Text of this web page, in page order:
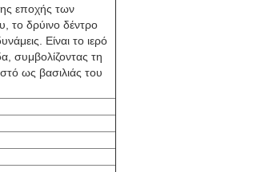
εποχής των
το δρύινο δέντρο
Είναι το ιερό
συμβολίζοντας τη
ως βασιλιάς του